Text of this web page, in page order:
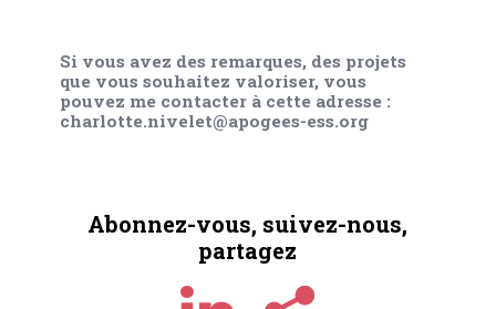
Si vous avez des remarques, des projets
que vous souhaitez valoriser, vous
pouvez me contacter à cette adresse :
charlotte.nivelet@apogees-ess.org
Abonnez-vous, suivez-nous,
partagez